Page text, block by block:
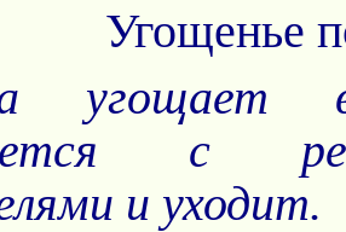
угощает
с
и уходит.